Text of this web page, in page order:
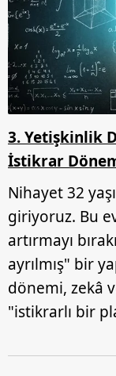
3. Yetişkinlik
İstikrar
Nihayet 32
giriyoruz. Bu
artırmayı
ayrılmış" bir
dönemi, zekâ
"istikrarlı bir